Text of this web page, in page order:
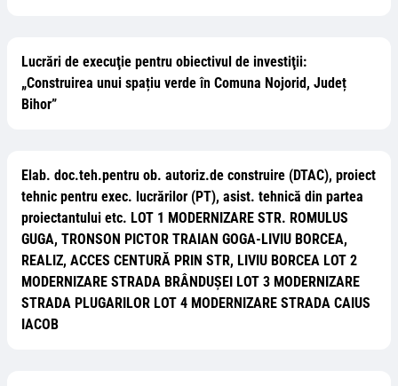
Lucrări de execuţie pentru obiectivul de investiţii:
„Construirea unui spațiu verde în Comuna Nojorid, Județ
Bihor”
Elab. doc.teh.pentru ob. autoriz.de construire (DTAC), proiect
tehnic pentru exec. lucrărilor (PT), asist. tehnică din partea
proiectantului etc. LOT 1 MODERNIZARE STR. ROMULUS
GUGA, TRONSON PICTOR TRAIAN GOGA-LIVIU BORCEA,
REALIZ, ACCES CENTURĂ PRIN STR, LIVIU BORCEA LOT 2
MODERNIZARE STRADA BRÂNDUȘEI LOT 3 MODERNIZARE
STRADA PLUGARILOR LOT 4 MODERNIZARE STRADA CAIUS
IACOB